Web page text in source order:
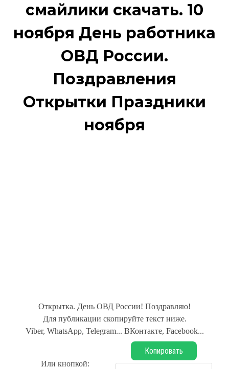
смайлики скачать. 10
ноября День работника
ОВД России.
Поздравления
Открытки Праздники
ноября
Открытка. День ОВД России! Поздравляю!
Для публикации скопируйте текст ниже.
Viber, WhatsApp, Telegram... ВКонтакте, Facebook...
Или кнопкой:
Копировать